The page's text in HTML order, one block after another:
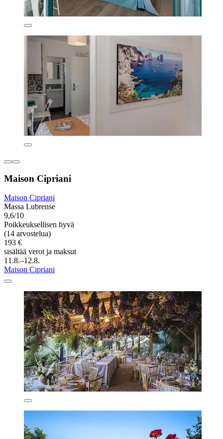
Maison Cipriani
Maison Cipriani
Massa Lubrense
9,6/10
Poikkeuksellisen hyvä
(14 arvostelua)
193 €
sisältää verot ja maksut
11.8.–12.8.
Maison Cipriani